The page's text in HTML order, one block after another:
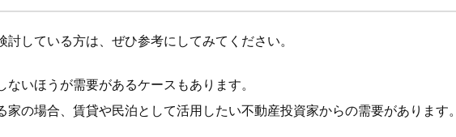
している方は、ぜひ参考にしてみてください。
いほうが需要があるケースもあります。
の場合、賃貸や民泊として活用したい不動産投資家からの需要があります。